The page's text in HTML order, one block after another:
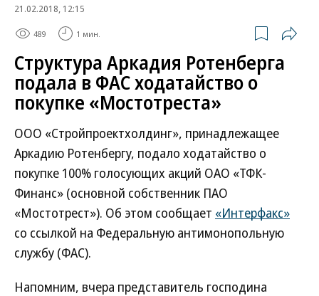
21.02.2018, 12:15
489 1 мин.
Структура Аркадия Ротенберга
подала в ФАС ходатайство о
покупке «Мостотреста»
ООО «Стройпроектхолдинг», принадлежащее
Аркадию Ротенбергу, подало ходатайство о
покупке 100% голосующих акций ОАО «ТФК-
Финанс» (основной собственник ПАО
«Мостотрест»). Об этом сообщает «Интерфакс»
со ссылкой на Федеральную антимонопольную
службу (ФАС).
Напомним, вчера представитель господина